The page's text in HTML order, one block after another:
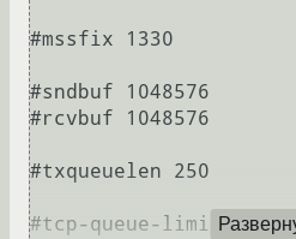
#mssfix 1330
#sndbuf 1048576
#rcvbuf 1048576
#txqueuelen 250
#tcp-queue-limit 1024